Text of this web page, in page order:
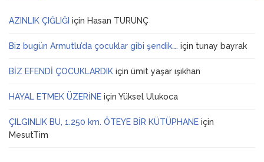
AZINLIK ÇIĞLIĞI için Hasan TURUNÇ
Biz bugün Armutlu’da çocuklar gibi şendik…. için tunay bayrak
BİZ EFENDİ ÇOCUKLARDIK için ümit yaşar ışıkhan
HAYAL ETMEK ÜZERİNE için Yüksel Ulukoca
ÇILGINLIK BU, 1.250 km. ÖTEYE BİR KÜTÜPHANE için
MesutTim